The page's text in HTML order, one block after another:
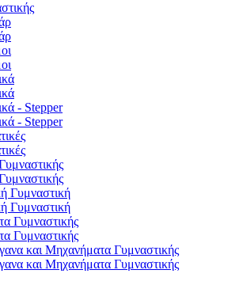
- Stepper
- Stepper
Γυμναστική
Γυμναστική
Γυμναστικής
Γυμναστικής
και Μηχανήματα Γυμναστικής
και Μηχανήματα Γυμναστικής